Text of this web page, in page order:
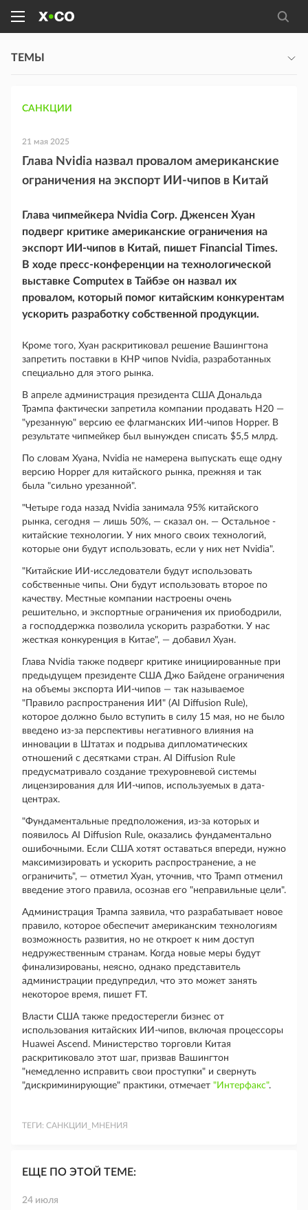
ТЕМЫ
САНКЦИИ
21 мая 2025
Глава Nvidia назвал провалом американские
ограничения на экспорт ИИ-чипов в Китай
Глава чипмейкера Nvidia Corp. Дженсен Хуан
подверг критике американские ограничения на
экспорт ИИ-чипов в Китай, пишет Financial Times.
В ходе пресс-конференции на технологической
выставке Computex в Тайбэе он назвал их
провалом, который помог китайским конкурентам
ускорить разработку собственной продукции.
Кроме того, Хуан раскритиковал решение Вашингтона
запретить поставки в КНР чипов Nvidia, разработанных
специально для этого рынка.
В апреле администрация президента США Дональда
Трампа фактически запретила компании продавать H20 —
"урезанную" версию ее флагманских ИИ-чипов Hopper. В
результате чипмейкер был вынужден списать $5,5 млрд.
По словам Хуана, Nvidia не намерена выпускать еще одну
версию Hopper для китайского рынка, прежняя и так
была "сильно урезанной".
"Четыре года назад Nvidia занимала 95% китайского
рынка, сегодня — лишь 50%, — сказал он. — Остальное -
китайские технологии. У них много своих технологий,
которые они будут использовать, если у них нет Nvidia".
"Китайские ИИ-исследователи будут использовать
собственные чипы. Они будут использовать второе по
качеству. Местные компании настроены очень
решительно, и экспортные ограничения их приободрили,
а господдержка позволила ускорить разработки. У нас
жесткая конкуренция в Китае", — добавил Хуан.
Глава Nvidia также подверг критике инициированные при
предыдущем президенте США Джо Байдене ограничения
на объемы экспорта ИИ-чипов — так называемое
"Правило распространения ИИ" (AI Diffusion Rule),
которое должно было вступить в силу 15 мая, но не было
введено из-за перспективы негативного влияния на
инновации в Штатах и подрыва дипломатических
отношений с десятками стран. AI Diffusion Rule
предусматривало создание трехуровневой системы
лицензирования для ИИ-чипов, используемых в дата-
центрах.
"Фундаментальные предположения, из-за которых и
появилось AI Diffusion Rule, оказались фундаментально
ошибочными. Если США хотят оставаться впереди, нужно
максимизировать и ускорить распространение, а не
ограничить", — отметил Хуан, уточнив, что Трамп отменил
введение этого правила, осознав его "неправильные цели".
Администрация Трампа заявила, что разрабатывает новое
правило, которое обеспечит американским технологиям
возможность развития, но не откроет к ним доступ
недружественным странам. Когда новые меры будут
финализированы, неясно, однако представитель
администрации предупредил, что это может занять
некоторое время, пишет FT.
Власти США также предостерегли бизнес от
использования китайских ИИ-чипов, включая процессоры
Huawei Ascend. Министерство торговли Китая
раскритиковало этот шаг, призвав Вашингтон
"немедленно исправить свои проступки" и свернуть
"дискриминирующие" практики, отмечает "Интерфакс".
ТЕГИ: САНКЦИИ_МНЕНИЯ
ЕЩЕ ПО ЭТОЙ ТЕМЕ:
24 июля